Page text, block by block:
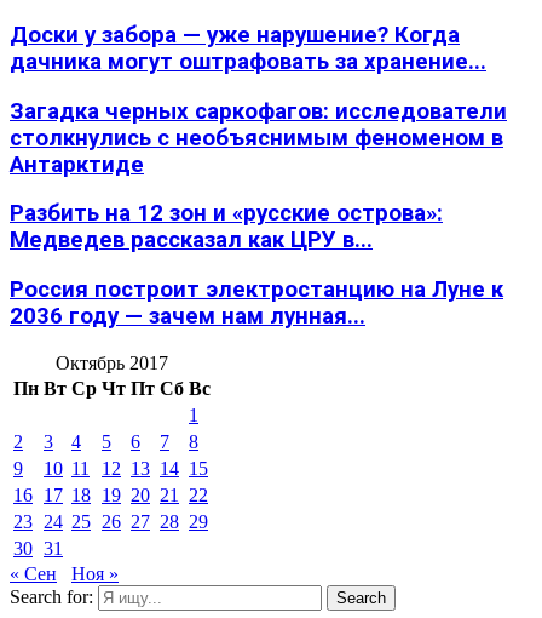
Доски у забора — уже нарушение? Когда
дачника могут оштрафовать за хранение...
Загадка черных саркофагов: исследователи
столкнулись с необъяснимым феноменом в
Антарктиде
Разбить на 12 зон и «русские острова»:
Медведев рассказал как ЦРУ в...
Россия построит электростанцию на Луне к
2036 году — зачем нам лунная...
Октябрь 2017
Пн Вт Ср Чт Пт Сб Вс
1
2
3 4 5 6 7
8
9
10 11 12 13 14 15
16 17 18 19 20 21
22
23 24 25 26 27 28 29
30 31
« Сен
Ноя »
Search for:
Search